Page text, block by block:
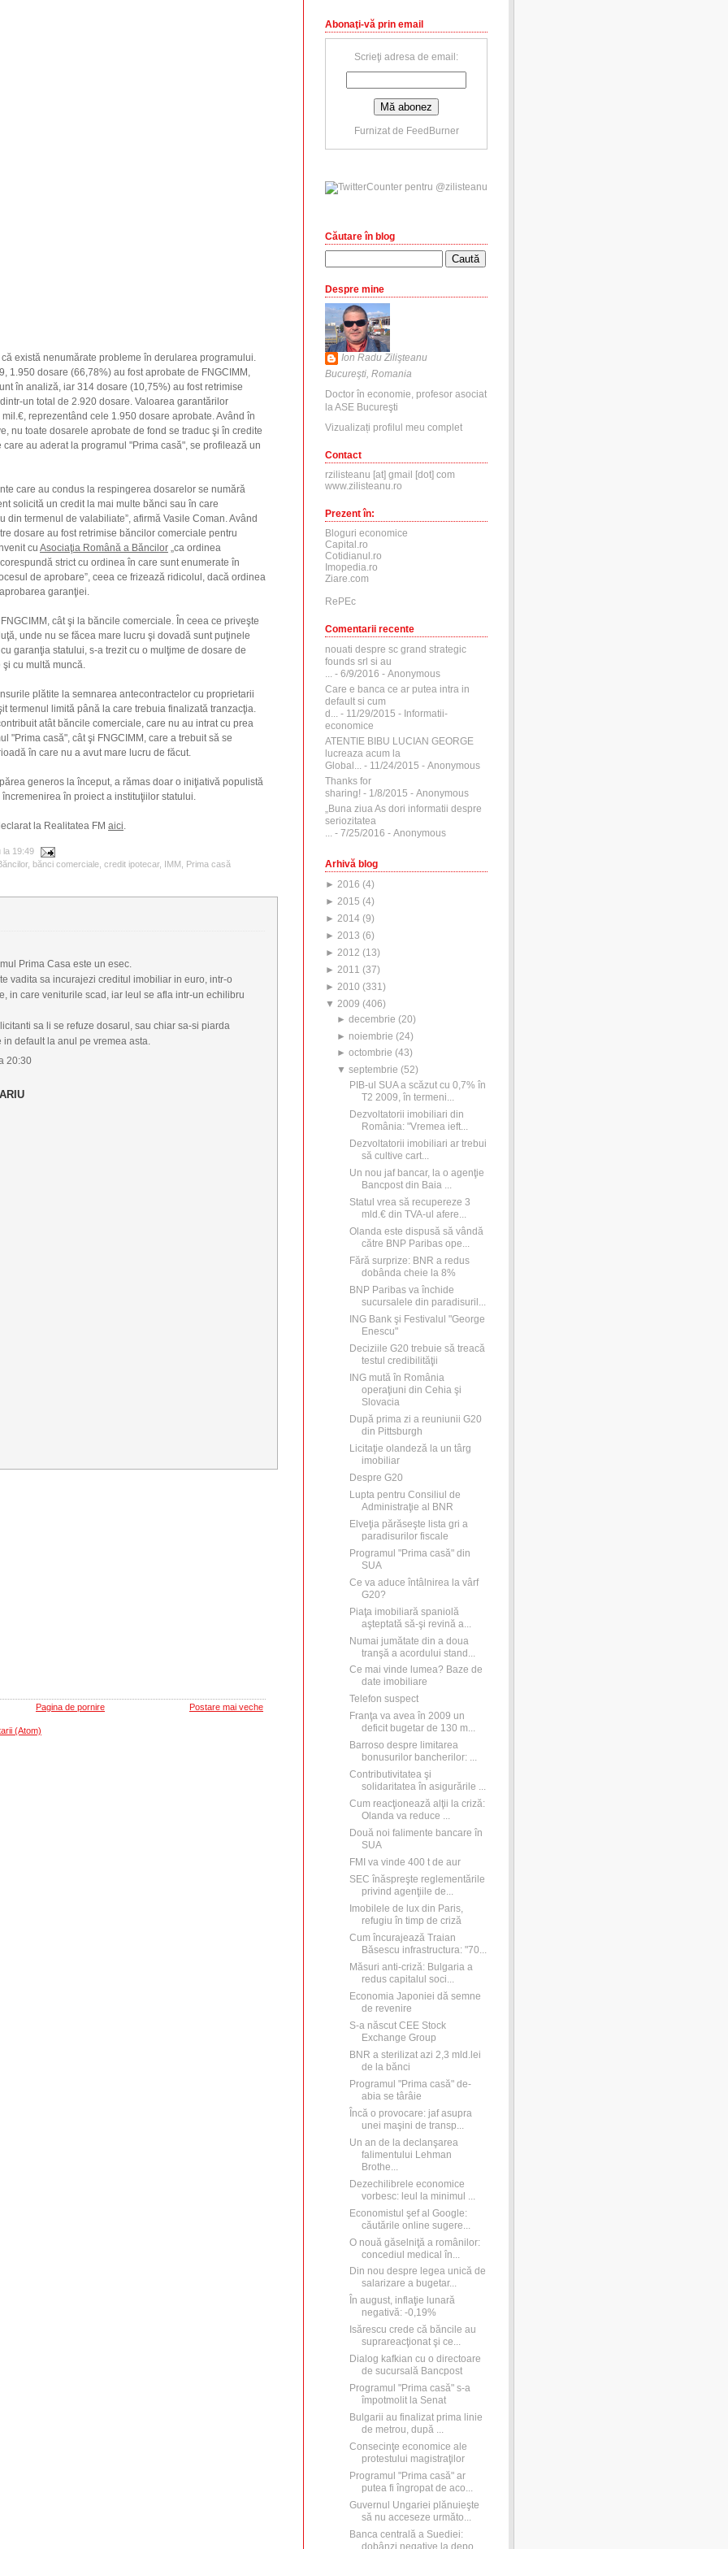
există nenumărate probleme în derularea programului.
1.950 dosare (66,78%) au fost aprobate de FNGCIMM,
în analiză, iar 314 dosare (10,75%) au fost retrimise
un total de 2.920 dosare. Valoarea garantărilor
reprezentând cele 1.950 dosare aprobate. Având în
nu toate dosarele aprobate de fond se traduc şi în credite
au aderat la programul "Prima casă", se profilează un
care au condus la respingerea dosarelor se numără
solicită un credit la mai multe bănci sau în care
din termenul de valabiliate”, afirmă Vasile Coman. Având
dosare au fost retrimise băncilor comerciale pentru
cu Asociaţia Română a Băncilor „ca ordinea
strict cu ordinea în care sunt enumerate în
de aprobare”, ceea ce frizează ridicolul, dacă ordinea
garanţiei.
cât şi la băncile comerciale. În ceea ce priveşte
unde nu se făcea mare lucru şi dovadă sunt puţinele
garanţia statului, s-a trezit cu o mulţime de dosare de
cu multă muncă.
plătite la semnarea antecontractelor cu proprietarii
termenul limită până la care trebuia finalizată tranzacţia.
atât băncile comerciale, care nu au intrat cu prea
"Prima casă", cât şi FNGCIMM, care a trebuit să se
în care nu a avut mare lucru de făcut.
generos la început, a rămas doar o iniţiativă populistă
în proiect a instituţiilor statului.
la Realitatea FM aici.
la 19:49
, bănci comerciale credit ipotecar, IMM Prima casă
Prima Casa este un esec.
vadita sa incurajezi creditul imobiliar in euro, intr-o
in care veniturile scad, iar leul se afla intr-un echilibru
sa li se refuze dosarul, sau chiar sa-si piarda
in default la anul pe vremea asta.
20:30
Postare mai veche
Pagina de pornire
(Atom)
Abonaţi-vă prin email
Scrieţi adresa de email:
Furnizat de FeedBurner
Căutare în blog
Despre mine
Ion Radu Zilişteanu
Bucureşti, Romania
Doctor în economie, profesor asociat
la ASE Bucureşti
Vizualizați profilul meu complet
Contact
rzilisteanu [at] gmail [dot] com
www.zilisteanu.ro
Prezent în:
Bloguri economice
Capital.ro
Cotidianul.ro
Imopedia.ro
Ziare.com
RePEc
Comentarii recente
nouati despre sc grand strategic
founds srl si au
... - 6/9/2016 - Anonymous
Care e banca ce ar putea intra in
default si cum
d... - 11/29/2015 - Informatii-
economice
ATENTIE BIBU LUCIAN GEORGE
lucreaza acum la
Global... - 11/24/2015 - Anonymous
Thanks for
sharing! - 1/8/2015 - Anonymous
„Buna ziua As dori informatii despre
seriozitatea
... - 7/25/2016 - Anonymous
Arhivă blog
► 2016 (4)
► 2015 (4)
► 2014 (9)
► 2013 (6)
► 2012 (13)
► 2011 (37)
► 2010 (331 )
▼ 2009 (406)
►decembrie (20)
► noiembrie (24)
►octombrie (43)
▼septembrie (52)
PIB-ul SUA a scăzut cu 0,7% în
T2 2009, în termeni...
Dezvoltatorii imobiliari din
România: "Vremea ieft...
Dezvoltatorii imobiliari ar trebui
să cultive cart...
Un nou jaf bancar, la o agenţie
Bancpost din Baia ...
Statul vrea să recupereze 3
mld.€ din TVA-ul afere...
Olanda este dispusă să vândă
către BNP Paribas ope...
Fără surprize: BNR a redus
dobânda cheie la 8%
BNP Paribas va închide
sucursalele din paradisuril...
ING Bank şi Festivalul "George
Enescu"
Deciziile G20 trebuie să treacă
testul credibilităţii
ING mută în România
operaţiuni din Cehia şi
Slovacia
După prima zi a reuniunii G20
din Pittsburgh
Licitaţie olandeză la un târg
imobiliar
Despre G20
Lupta pentru Consiliul de
Administraţie al BNR
Elveţia părăseşte lista gri a
paradisurilor fiscale
Programul "Prima casă" din
SUA
Ce va aduce întâlnirea la vârf
G20?
Piaţa imobiliară spaniolă
aşteptată să-şi revină a...
Numai jumătate din a doua
tranşă a acordului stand...
Ce mai vinde lumea? Baze de
date imobiliare
Telefon suspect
Franţa va avea în 2009 un
deficit bugetar de 130 m...
Barroso despre limitarea
bonusurilor bancherilor: ...
Contributivitatea şi
solidaritatea în asigurările ...
Cum reacţionează alţii la criză:
Olanda va reduce ...
Două noi falimente bancare în
SUA
FMI va vinde 400 t de aur
SEC înăspreşte reglementările
privind agenţiile de...
Imobilele de lux din Paris,
refugiu în timp de criză
Cum încurajează Traian
Băsescu infrastructura: "70...
Măsuri anti-criză: Bulgaria a
redus capitalul soci...
Economia Japoniei dă semne
de revenire
S-a născut CEE Stock
Exchange Group
BNR a sterilizat azi 2,3 mld.lei
de la bănci
Programul "Prima casă" de-
abia se târâie
Încă o provocare: jaf asupra
unei maşini de transp...
Un an de la declanşarea
falimentului Lehman
Brothe...
Dezechilibrele economice
vorbesc: leul la minimul ...
Economistul şef al Google:
căutările online sugere...
O nouă găselniţă a românilor:
concediul medical în...
Din nou despre legea unică de
salarizare a bugetar...
În august, inflaţie lunară
negativă: -0,19%
Isărescu crede că băncile au
suprareacţionat şi ce...
Dialog kafkian cu o directoare
de sucursală Bancpost
Programul "Prima casă" s-a
împotmolit la Senat
Bulgarii au finalizat prima linie
de metrou, după ...
Consecinţe economice ale
protestului magistraţilor
Programul "Prima casă" ar
putea fi îngropat de aco...
Guvernul Ungariei plănuieşte
să nu acceseze următo...
Banca centrală a Suediei:
dobânzi negative la depo...